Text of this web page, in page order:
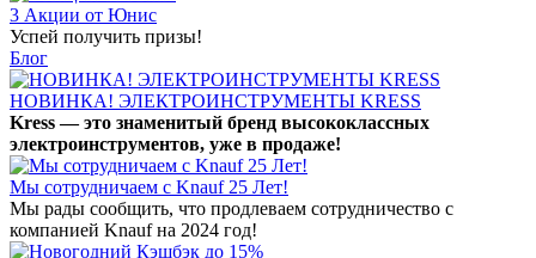
3 Акции от Юнис
Успей получить призы!
Блог
НОВИНКА! ЭЛЕКТРОИНСТРУМЕНТЫ KRESS
Kress — это знаменитый бренд высококлассных
электроинструментов, уже в продаже!
Мы сотрудничаем с Knauf 25 Лет!
Мы рады сообщить, что продлеваем сотрудничество с
компанией Knauf на 2024 год!